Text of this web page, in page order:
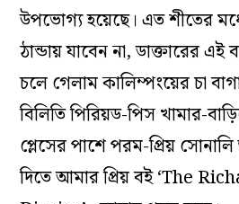
উপভোগ্য হয়েছে। এত শীতের
ঠান্ডায় যাবেন না, ডাক্তারের এই
চলে গেলাম কালিম্পংয়ের চা
বিলিতি পিরিয়ড-পিস খামার-
প্লেসের পাশে পরম-প্রিয়
দিতে আমার প্রিয় বই ‘The